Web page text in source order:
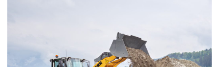
APIE MUS